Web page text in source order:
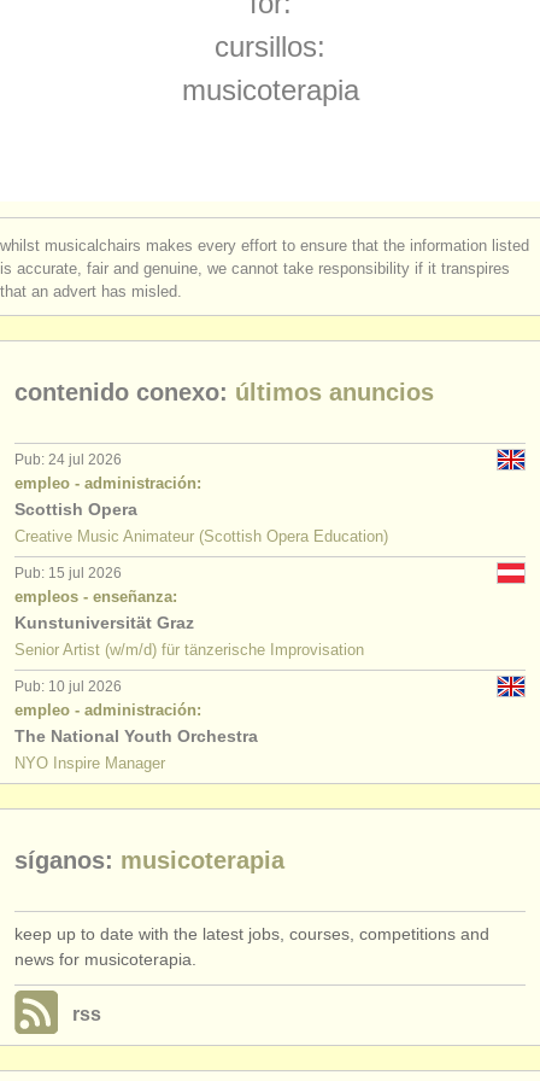
instrumentos robados
conservatorios
jóvenes orquestas
contáctenos
fuentes rss
noticias sobre música clásica
editor:
anúnciese con nosotros
find out about ourATS
ATS faq
iniciar sesión
cursillos:
musicoterapia
whilst musicalchairs makes every effort to ensure that the information listed
is accurate, fair and genuine, we cannot take responsibility if it transpires
that an advert has misled.
contenido conexo: últimos anuncios
Pub: 24 jul 2026
empleo - administración:
Scottish Opera
Creative Music Animateur (Scottish Opera Education)
Pub: 15 jul 2026
empleos - enseñanza:
Kunstuniversität Graz
Senior Artist (w/m/d) für tänzerische Improvisation
Pub: 10 jul 2026
empleo - administración:
The National Youth Orchestra
NYO Inspire Manager
síganos: musicoterapia
keep up to date with the latest jobs, courses, competitions and
news for musicoterapia.
rss